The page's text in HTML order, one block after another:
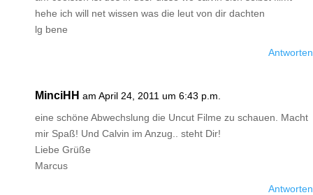
hehe ich will net wissen was die leut von dir dachten
lg bene
Antworten
MinciHH am April 24, 2011 um 6:43 p.m.
eine schöne Abwechslung die Uncut Filme zu schauen. Macht
mir Spaß! Und Calvin im Anzug.. steht Dir!
Liebe Grüße
Marcus
Antworten